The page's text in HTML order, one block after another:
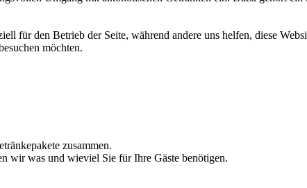
zusammen.
wir was und wieviel Sie für Ihre Gäste benötigen.
für den Betrieb der Seite, während andere uns helfen, diese
möchten.